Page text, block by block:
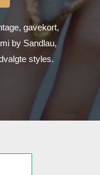
gavekort,
by Sandlau,
styles.